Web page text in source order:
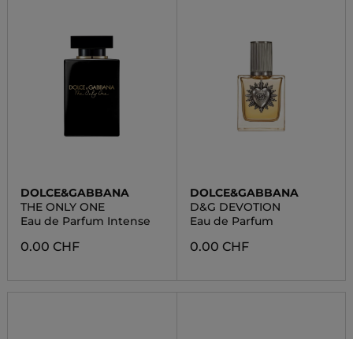
DOLCE&GABBANA
THE ONLY ONE
Eau de Parfum Intense
0.00 CHF
DOLCE&GABBANA
D&G DEVOTION
Eau de Parfum
0.00 CHF